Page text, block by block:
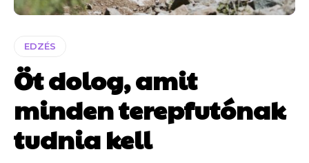
EDZÉS
Öt dolog, amit
minden terepfutónak
tudnia kell